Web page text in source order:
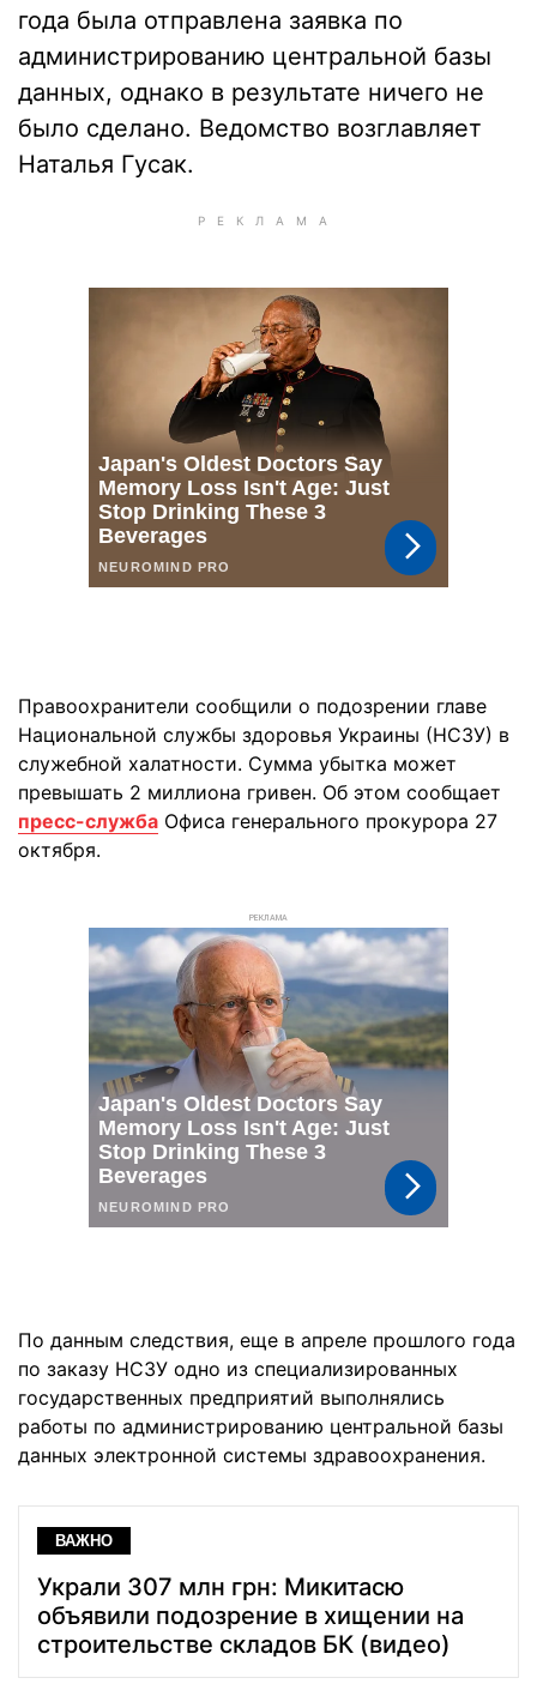
года была отправлена заявка по
администрированию центральной базы
данных, однако в результате ничего не
было сделано. Ведомство возглавляет
Наталья Гусак.
Правоохранители сообщили о подозрении главе
Национальной службы здоровья Украины (НСЗУ) в
служебной халатности. Сумма убытка может
превышать 2 миллиона гривен. Об этом сообщает
пресс-служба Офиса генерального прокурора 27
октября.
РЕКЛАМА
По данным следствия, еще в апреле прошлого года
по заказу НСЗУ одно из специализированных
государственных предприятий выполнялись
работы по администрированию центральной базы
данных электронной системы здравоохранения.
ВАЖНО
Украли 307 млн грн: Микитасю
объявили подозрение в хищении на
строительстве складов БК (видео)